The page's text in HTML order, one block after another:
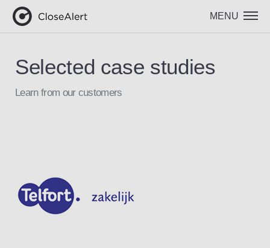
MENU
Selected case studies
Learn from our customers